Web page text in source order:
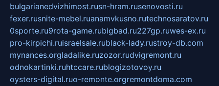
bulgarianedvizhimost.rusn-hram.rusenovosti.ru
fexer.rusnite-mebel.ruanamvkusno.rutechnosaratov.ru
0sporte.ru9rota-game.rubigbad.ru227gp.ruwes-ex.ru
pro-kirpichi.ruisraelsale.rublack-lady.rustroy-db.com
mynances.orgladalike.ruzozor.rudvigremont.ru
odnokartinki.ruhtccare.rublogizotovoy.ru
oysters-digital.ruo-remonte.orgremontdoma.com